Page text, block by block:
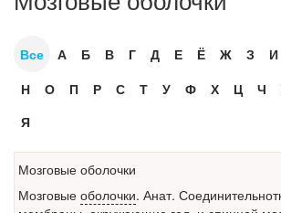
роста
Все А Б В Г Д Е Ё Ж З И
Н
О П Р С Т У Ф Х Ц Ч
Я
Мозговые оболочки
Мозговые оболочки. Анат.